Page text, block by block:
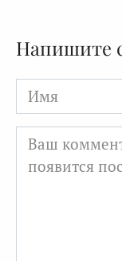
Напишите
Имя